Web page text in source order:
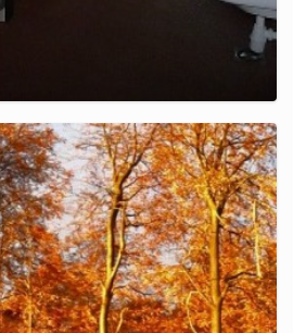
alle gemakken. Prachtig